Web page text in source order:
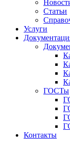
Статьи
Услуги
ГОСТы
Контакты